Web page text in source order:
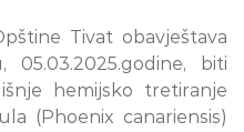
Tivat obavještava
biti
hemijsko tretiranje
(Phoenix canariensis)